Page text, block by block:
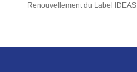
Renouvellement du Label IDEAS